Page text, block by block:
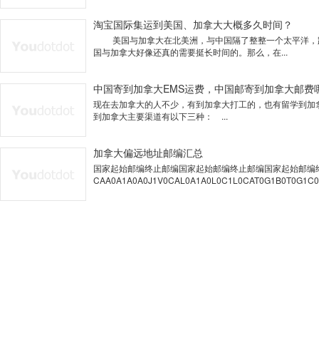
淘宝国际集运到美国、加拿大大概多久时间？
美国与加拿大在北美洲，与中国隔了整整一个太平洋，
国与加拿大好像还真的需要挺长时间的。那么，在...
中国寄到加拿大EMS运费，中国邮寄到加拿大邮费
现在去加拿大的人不少，有到加拿大打工的，也有留学到
到加拿大主要渠道有以下三种： ...
加拿大偏远地址邮编汇总
国家起始邮编终止邮编国家起始邮编终止邮编国家起始邮编